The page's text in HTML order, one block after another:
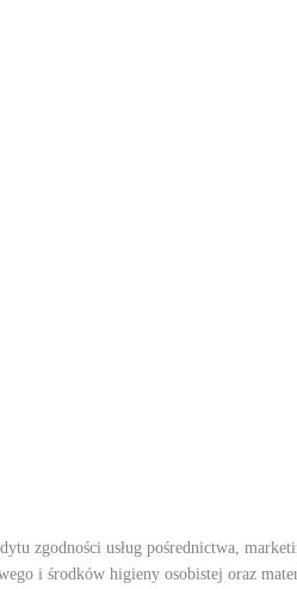
zgodności usług pośrednictwa,
i środków higieny osobistej oraz